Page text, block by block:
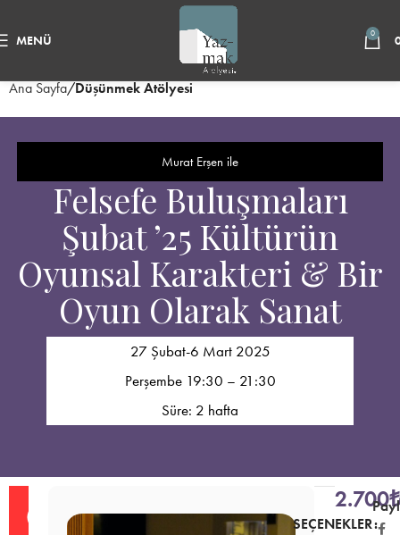
MENÜ 0
Ana Sayfa Düşünmek Atölyesi
Murat Erşen ile
Felsefe Buluşmaları
Şubat ’25 Kültürün
Oyunsal Karakteri & Bir
Oyun Olarak Sanat
27 Şubat-6 Mart 2025
Perşembe 19:30 – 21:30
Süre: 2 hafta
2.700
SEÇENEKLER